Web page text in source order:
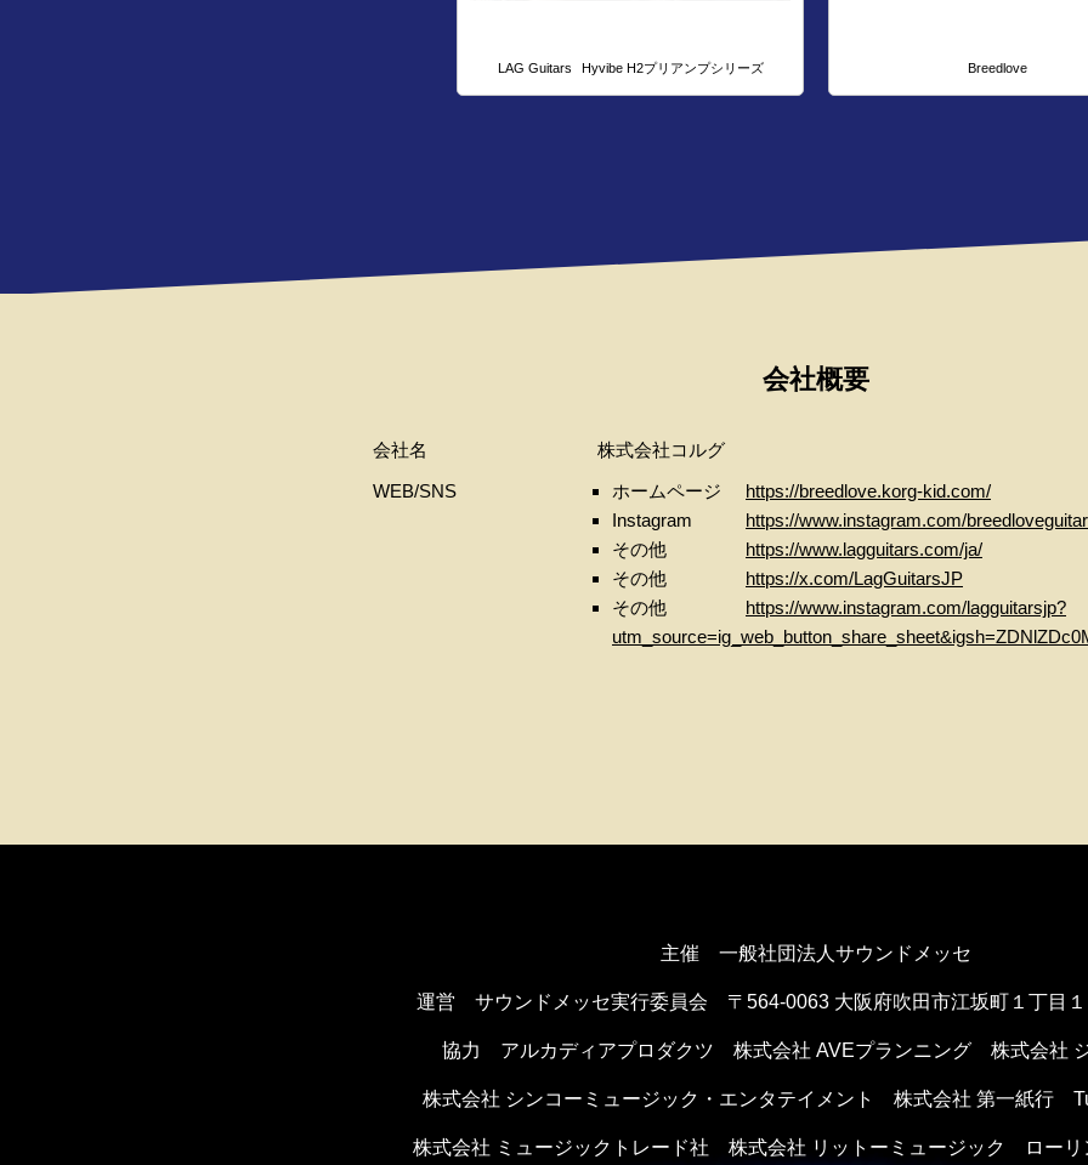
LAG Guitars Hyvibe H2プリアンプシリーズ Breedlove
会社概要
会社名
株式会社コルグ
WEB/SNS
ホームページ
https://breedlove.korg-kid.com/
Instagram
https://www.instagram.com/
その他
https://www.lagguitars.com/ja/
その他
https://x.com/LagGuitarsJP
その他
https://www.instagram.com/lagguitarsjp?
主催 一般社団法人サウンドメッセ
運営 サウンドメッセ実行委員会 〒564-0063 大阪府吹田市江坂町１丁目
協力 アルカディアプロダクツ 株式会社 AVEプランニング 株式会社
株式会社 シンコーミュージック・エンタテイメント 株式会社 第一紙行
株式会社 ミュージックトレード社 株式会社 リットーミュージック ロー